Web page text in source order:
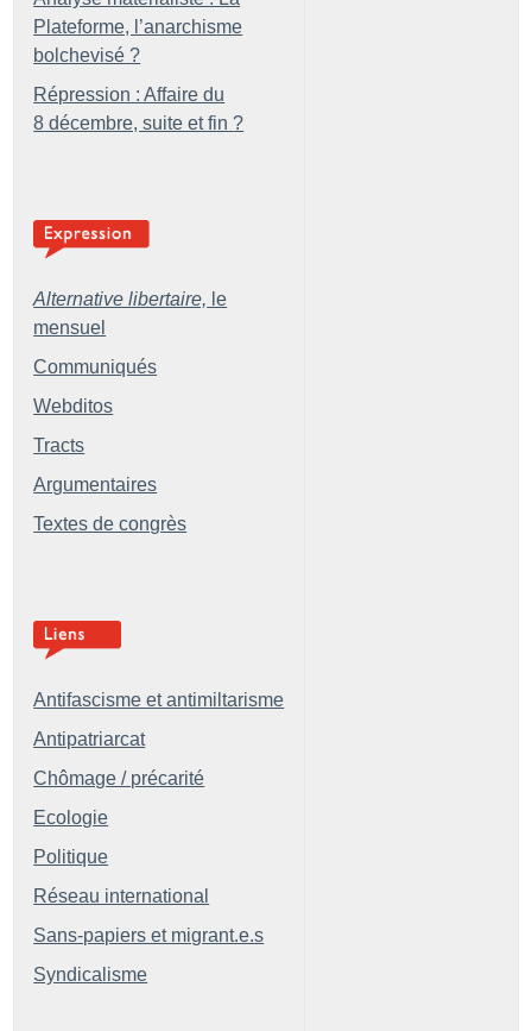
Plateforme, l’anarchisme
bolchevisé ?
Répression : Affaire du
8 décembre, suite et fin ?
Alternative libertaire, le
mensuel
Communiqués
Webditos
Tracts
Argumentaires
Textes de congrès
Antifascisme et antimiltarisme
Antipatriarcat
Chômage / précarité
Ecologie
Politique
Réseau international
Sans-papiers et migrant.e.s
Syndicalisme